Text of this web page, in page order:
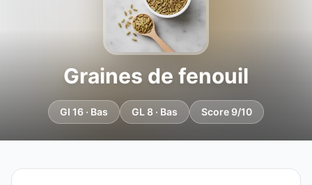
Graines de fenouil
GI 16 · Bas GL 8 · Bas Score 9/10